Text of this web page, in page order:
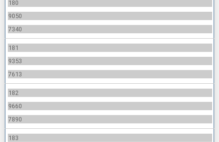
180
9050
7340
181
9353
7613
182
9660
7890
183